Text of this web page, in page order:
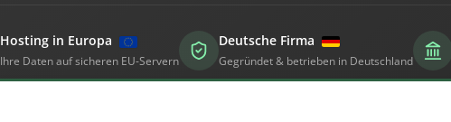
Hosting in Europa
Ihre Daten auf sicheren EU-Servern
Deutsche Firma
Gegründet & betrieben in Deutschland